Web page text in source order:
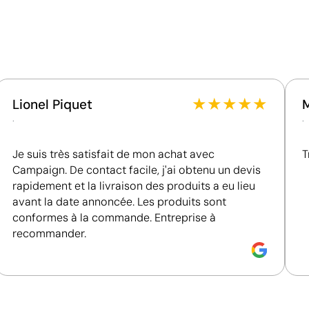
Position:étiquette
maximum 1 couleur
Embalaje de papel / cartón reciclable
Pays d’origine - Points: 10 / 10
réglementaires élevées.
Lionel Piquet
.
★★★★★
Je suis très satisfait de mon achat avec
Campaign. De contact facile, j'ai obtenu un devis
rapidement et la livraison des produits a eu lieu
avant la date annoncée. Les produits sont
conformes à la commande. Entreprise à
recommander.
.